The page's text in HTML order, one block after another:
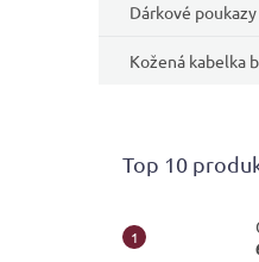
Dárkové poukazy
Kožená kabelka
Top 10